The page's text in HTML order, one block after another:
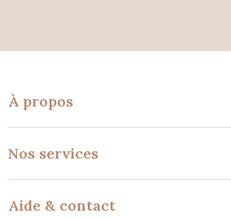
À propos
Nos services
Aide & contact